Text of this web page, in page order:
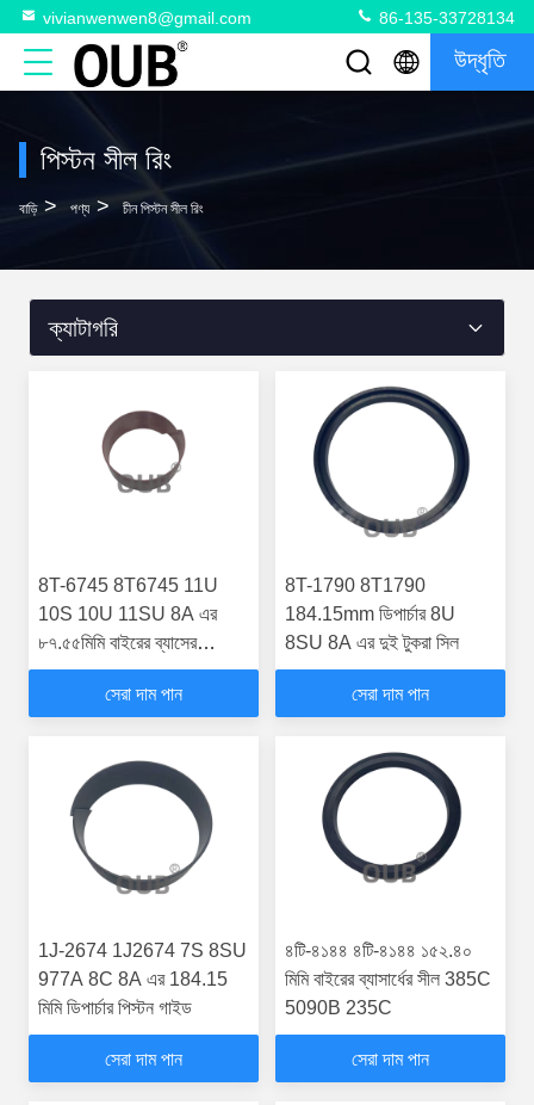
vivianwenwen8@gmail.com 86-135-33728134
উদ্ধৃতি
পিস্টন সীল রিং
বাড়ি > পণ্য > চীন পিস্টন সীল রিং
ক্যাটাগরি
8T-6745 8T6745 11U
10S 10U 11SU 8A এর
৮৭.৫৫মিমি বাইরের ব্যাসের
প্লাস্টিকের রিং
সেরা দাম পান
8T-1790 8T1790
184.15mm ডিপার্চার 8U
8SU 8A এর দুই টুকরা সিল
সেরা দাম পান
1J-2674 1J2674 7S 8SU
977A 8C 8A এর 184.15
মিমি ডিপার্চার পিস্টন গাইড
সেরা দাম পান
৪টি-৪১৪৪ ৪টি-৪১৪৪ ১৫২.৪০
মিমি বাইরের ব্যাসার্ধের সীল 385C
5090B 235C
সেরা দাম পান